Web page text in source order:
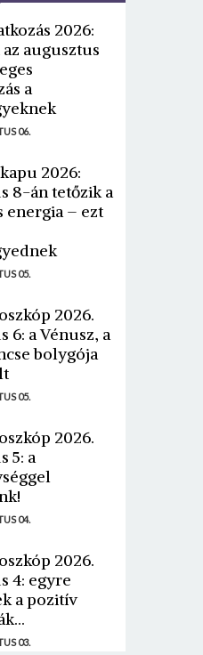
2026:
augusztus
a
06.
2026:
8-án tetőzik a
energia – ezt
05.
2026.
6: a Vénusz, a
bolygója
05.
2026.
5: a
04.
2026.
4: egyre
a pozitív
03.